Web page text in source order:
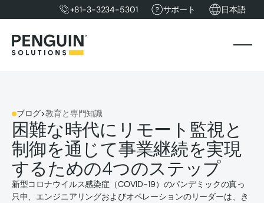
+81-3-3234-5301 サポート 日本語
ブログ>教育と専門知識
困難な時代にリモート監視と
制御を通じて事業継続を実現
するための4つのステップ
新型コロナウイルス感染症（COVID-19）のパンデミックの真っ
只中、エンジニアリングおよびオペレーションのリーダーは、き